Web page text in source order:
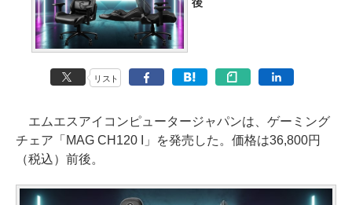
リスト
エムエスアイコンピュータージャパンは、ゲーミング
チェア「MAG CH120 I」を発売した。価格は36,800円
（税込）前後。